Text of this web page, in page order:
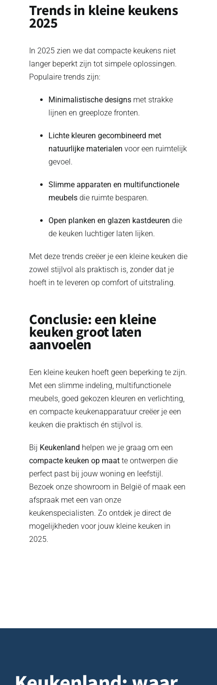
Trends in kleine keukens
2025
In 2025 zien we dat compacte keukens niet
langer beperkt zijn tot simpele oplossingen.
Populaire trends zijn:
Minimalistische designsmet strakke
lijnen en greeploze fronten.
Lichte kleuren gecombineerd met
natuurlijke materialen voor een ruimtelijk
gevoel.
Slimme apparaten en multifunctionele
meubelsdie ruimte besparen.
Open planken en glazen kastdeuren die
de keuken luchtiger laten lijken.
Met deze trends creëer je een kleine keuken die
zowel stijlvol als praktisch is, zonder dat je
hoeft in te leveren op comfort of uitstraling.
Conclusie: een kleine
keuken groot laten
aanvoelen
Een kleine keuken hoeft geen beperking te zijn.
Met een slimme indeling, multifunctionele
meubels, goed gekozen kleuren en verlichting,
en compacte keukenapparatuur creëer je een
keuken die praktisch én stijlvol is.
Bij Keukenland helpen we je graag om een
compacte keuken op maatte ontwerpen die
perfect past bij jouw woning en leefstijl.
Bezoek onze showroom in België of maak een
afspraak met een van onze
keukenspecialisten. Zo ontdek je direct de
mogelijkheden voor jouw kleine keuken in
2025.